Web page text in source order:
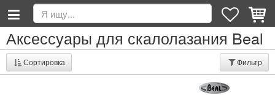
Аксессуары для скалолазания Beal
Сортировка Фильтр